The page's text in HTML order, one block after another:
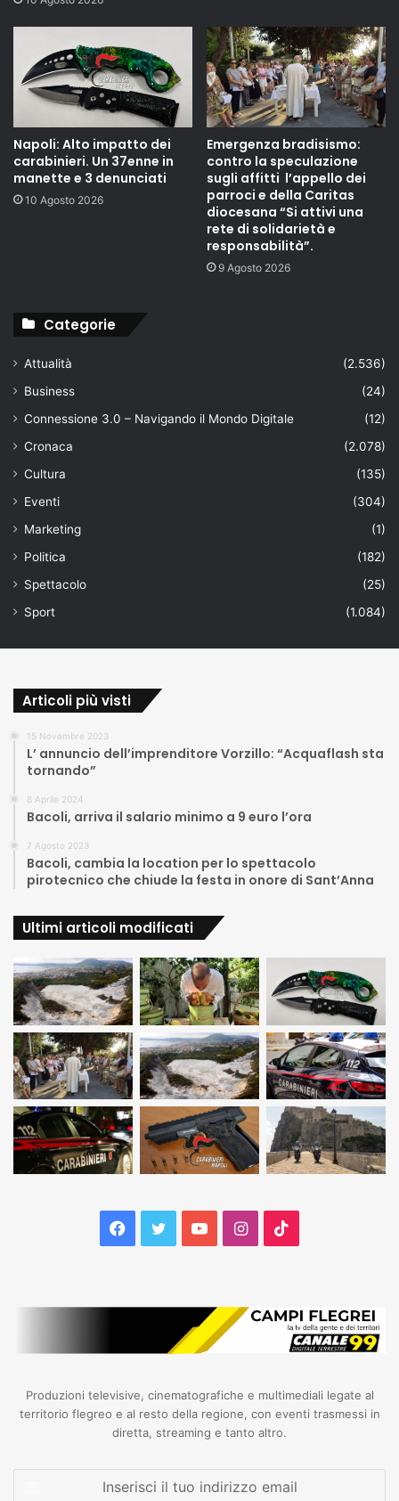
Napoli: Alto impatto dei
carabinieri. Un 37enne in
manette e 3 denunciati
10 Agosto 2026
Emergenza bradisismo:
contro la speculazione
sugli affitti l’appello dei
parroci e della Caritas
diocesana “Si attivi una
rete di solidarietà e
responsabilità”.
9 Agosto 2026
Categorie
Attualità
(2.536)
Business
(24)
Connessione 3.0 – Navigando il Mondo Digitale
(12)
Cronaca
(2.078)
Cultura
(135)
Eventi
(304)
Marketing
(1)
Politica
(182)
Spettacolo
(25)
Sport
(1.084)
Articoli più visti
15 Novembre 2023
L’ annuncio dell’imprenditore Vorzillo: “Acquaflash sta
tornando”
8 Aprile 2024
Bacoli, arriva il salario minimo a 9 euro l’ora
7 Agosto 2023
Bacoli, cambia la location per lo spettacolo
pirotecnico che chiude la festa in onore di Sant’Anna
Ultimi articoli modificati
Facebook
TwitterYouTubeInstagram
Produzioni televisive, cinematografiche e multimediali legate al
territorio flegreo e al resto della regione, con eventi trasmessi in
diretta, streaming e tanto altro.